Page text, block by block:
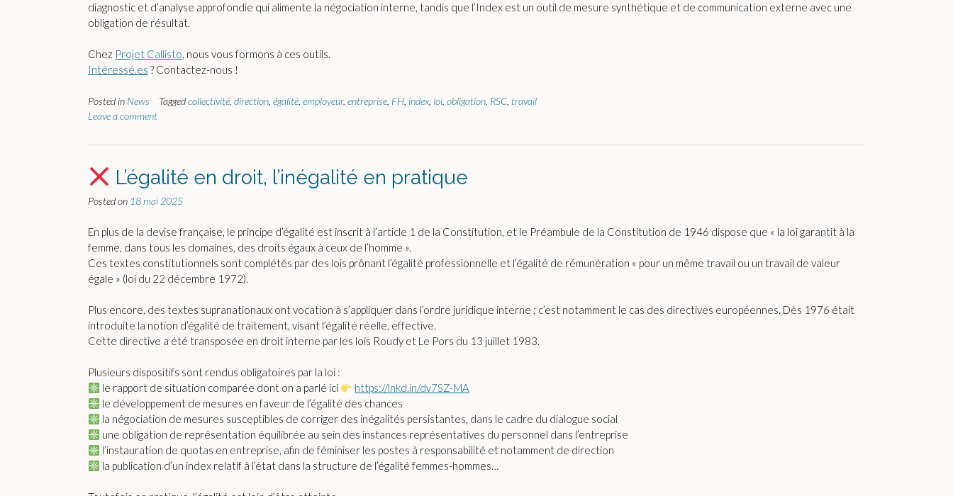
diagnostic et d’analyse approfondie qui alimente la négociation interne, tandis que l’Index est un outil de mesure synthétique et de communication externe avec une
obligation de résultat.
Chez Projet Callisto, nous vous formons à ces outils.
Intéressé.es ? Contactez-nous !
Posted in News Taggedcollectivité direction égalité employeur, entreprise FH index loi obligation RSC travail
Leave a comment
L’égalité en droit, l’inégalité en pratique
Posted on 18 mai 2025
En plus de la devise française, le principe d’égalité est inscrit à l’article 1 de la Constitution, et le Préambule de la Constitution de 1946 dispose que « la loi garantit à la
femme, dans tous les domaines, des droits égaux à ceux de l’homme ».
Ces textes constitutionnels sont complétés par des lois prônant l’égalité professionnelle et l’égalité de rémunération « pour un même travail ou un travail de valeur
égale » (loi du 22 décembre 1972).
Plus encore, des textes supranationaux ont vocation à s’appliquer dans l’ordre juridique interne ; c’est notamment le cas des directives européennes. Dès 1976 était
introduite la notion d’égalité de traitement, visant l’égalité réelle, effective.
Cette directive a été transposée en droit interne par les lois Roudy et Le Pors du 13 juillet 1983.
Plusieurs dispositifs sont rendus obligatoires par la loi :
le rapport de situation comparée dont on a parlé ici
https://lnkd.in/dv7SZ-MA
le développement de mesures en faveur de l’égalité des chances
la négociation de mesures susceptibles de corriger des inégalités persistantes, dans le cadre du dialogue social
une obligation de représentation équilibrée au sein des instances représentatives du personnel dans l’entreprise
l’instauration de quotas en entreprise, afin de féminiser les postes à responsabilité et notamment de direction
la publication d’un index relatif à l’état dans la structure de l’égalité femmes-hommes…